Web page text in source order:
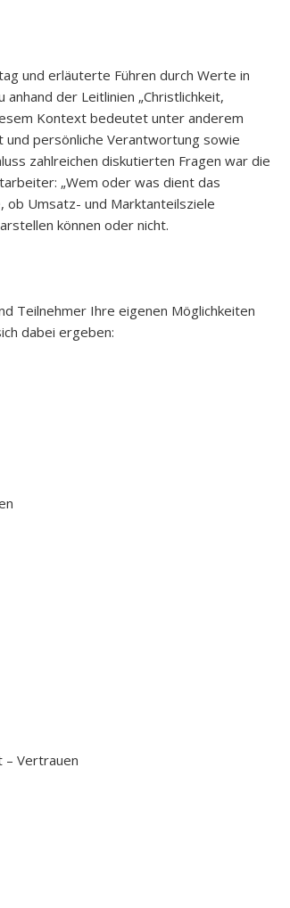
und erläuterte Führen durch Werte in
der Leitlinien „Christlichkeit,
Kontext bedeutet unter anderem
persönliche Verantwortung sowie
zahlreichen diskutierten Fragen war die
„Wem oder was dient das
ob Umsatz- und Marktanteilsziele
können oder nicht.
Teilnehmer Ihre eigenen Möglichkeiten
dabei ergeben:
– Vertrauen